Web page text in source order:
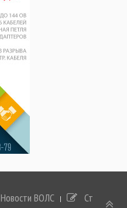
Новости ВОЛС
Статьи